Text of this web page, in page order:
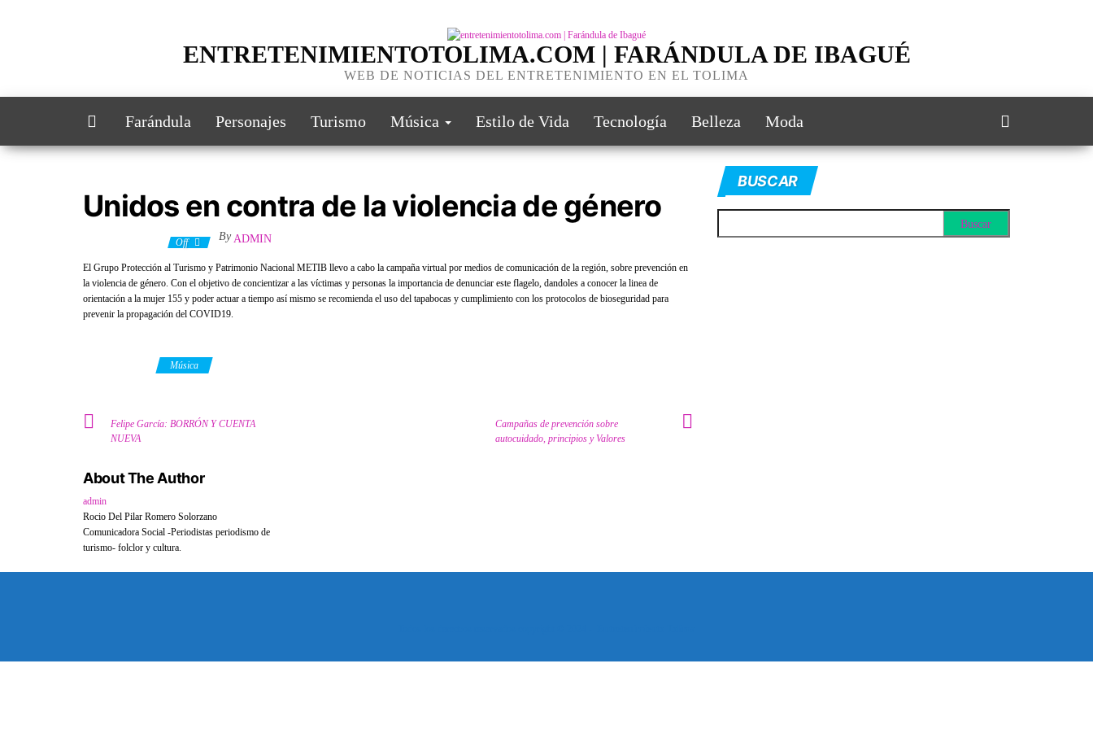
ENTRETENIMIENTOTOLIMA.COM | FARÁNDULA DE IBAGUÉ
WEB DE NOTICIAS DEL ENTRETENIMIENTO EN EL TOLIMA
Farándula Personajes Turismo Música Estilo de Vida Tecnología Belleza Moda
Unidos en contra de la violencia de género
Off By ADMIN
El Grupo Protección al Turismo y Patrimonio Nacional METIB llevo a cabo la campaña virtual por medios de comunicación de la región, sobre prevención en
la violencia de género. Con el objetivo de concientizar a las víctimas y personas la importancia de denunciar este flagelo, dandoles a conocer la linea de
orientación a la mujer 155 y poder actuar a tiempo así mismo se recomienda el uso del tapabocas y cumplimiento con los protocolos de bioseguridad para
prevenir la propagación del COVID19.
Música
Felipe García: BORRÓN Y CUENTA
NUEVA
Campañas de prevención sobre
autocuidado, principios y Valores
About The Author
admin
Rocio Del Pilar Romero Solorzano
Comunicadora Social -Periodistas periodismo de
turismo- folclor y cultura.
BUSCAR